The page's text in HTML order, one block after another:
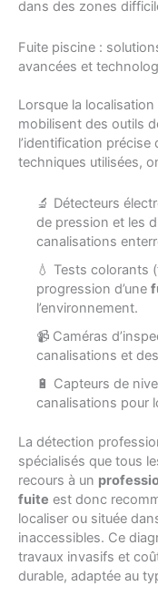
dans des zones
Fuite piscine :
avancées et
Lorsque la
mobilisent des outils
l’identification précise
techniques utilisées,
🔬 Détecteurs
de pression et les
canalisations
💧 Tests colorants
progression d’une
l’environnement.
📹 Caméras
canalisations et
🔋 Capteurs de
canalisations pour
La détection
spécialisés que tous
recours à un
fuite est donc
localiser ou située
inaccessibles. Ce
travaux invasifs et
durable, adaptée au